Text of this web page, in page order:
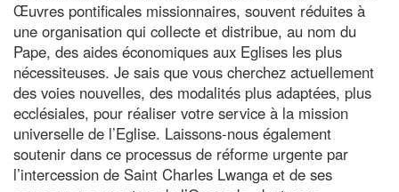
Œuvres pontificales missionnaires, souvent réduites à
une organisation qui collecte et distribue, au nom du
Pape, des aides économiques aux Eglises les plus
nécessiteuses. Je sais que vous cherchez actuellement
des voies nouvelles, des modalités plus adaptées, plus
ecclésiales, pour réaliser votre service à la mission
universelle de l’Eglise. Laissons-nous également
soutenir dans ce processus de réforme urgente par
l’intercession de Saint Charles Lwanga et de ses